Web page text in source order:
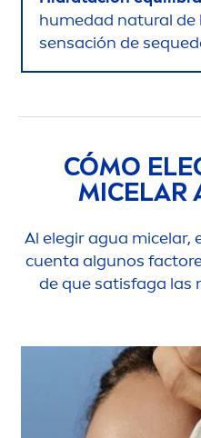
humedad natural de
sensación de
CÓMO
MICELAR
Al elegir agua micelar,
cuenta algunos
de que satisfaga las